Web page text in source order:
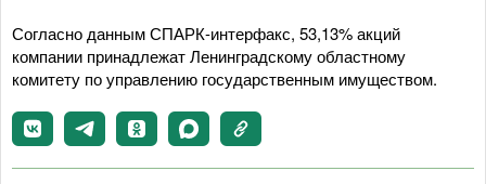
Согласно данным СПАРК-интерфакс, 53,13% акций
компании принадлежат Ленинградскому областному
комитету по управлению государственным имуществом.